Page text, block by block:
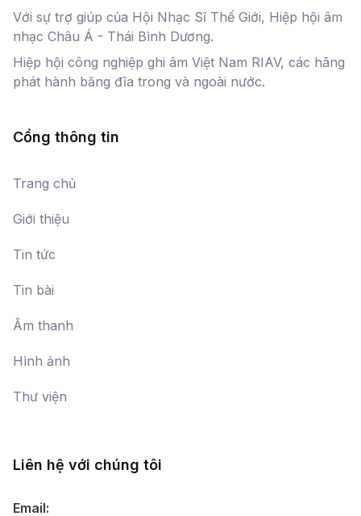
Mưa Xuân
Vũ Thắng Lợi
Với sự trợ giúp của Hội Nhạc Sĩ Thế Giới, Hiệp hội âm
nhạc Châu Á - Thái Bình Dương.
Hiệp hội công nghiệp ghi âm Việt Nam RIAV, các hãng
phát hành băng đĩa trong và ngoài nước.
Cổng thông tin
Trang chủ
Giới thiệu
Tin tức
Tin bài
Âm thanh
Hình ảnh
Thư viện
Liên hệ với chúng tôi
Email: